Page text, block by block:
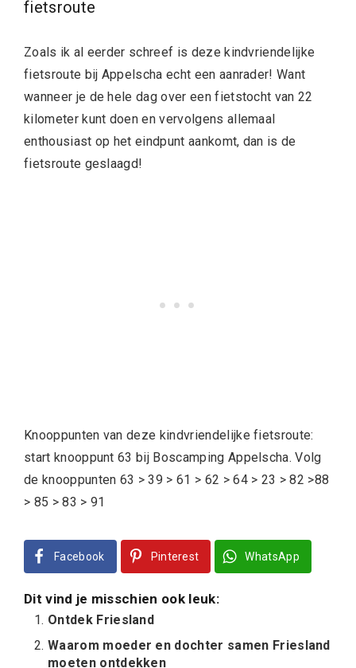
fietsroute
Zoals ik al eerder schreef is deze kindvriendelijke
fietsroute bij Appelscha echt een aanrader! Want
wanneer je de hele dag over een fietstocht van 22
kilometer kunt doen en vervolgens allemaal
enthousiast op het eindpunt aankomt, dan is de
fietsroute geslaagd!
Knooppunten van deze kindvriendelijke fietsroute:
start knooppunt 63 bij Boscamping Appelscha. Volg
de knooppunten 63 > 39 > 61 > 62 > 64 > 23 > 82 >88
> 85 > 83 > 91
Facebook Pinterest WhatsApp
Dit vind je misschien ook leuk:
Ontdek Friesland
Waarom moeder en dochter samen Friesland
moeten ontdekken